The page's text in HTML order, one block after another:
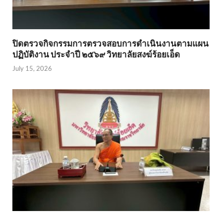
ปิดตรวจกิจกรรมการตรวจสอบการดำเนินงานตามแผน
ปฏิบัติงาน ประจำปี ๒๕๖๙ วิทยาลัยสงฆ์ร้อยเอ็ด
July 15, 2026